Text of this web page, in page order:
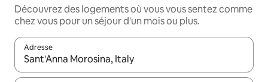
Découvrez des logements où vous vous sentez comme
chez vous pour un séjour d'un mois ou plus.
Adresse
Lorsque les résultats s'affichent, utilisez les flèches vers le